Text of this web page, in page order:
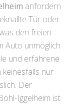
anfordern
Tür oder
den freien
Auto unmöglich
und erfahrene
nur
Der
Iggelheim ist